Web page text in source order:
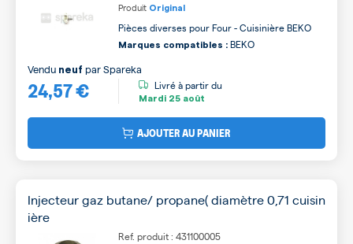
Produit Original
Pièces diverses pour Four - Cuisinière BEKO
Marques compatibles : BEKO
24,57 €
Vendu neuf parSpareka
Livré à partir du
Mardi 25 août
AJOUTER AU PANIER
Injecteur gaz butane/ propane( diamètre 0,71 cuisin
ière
Ref. produit : 431100005